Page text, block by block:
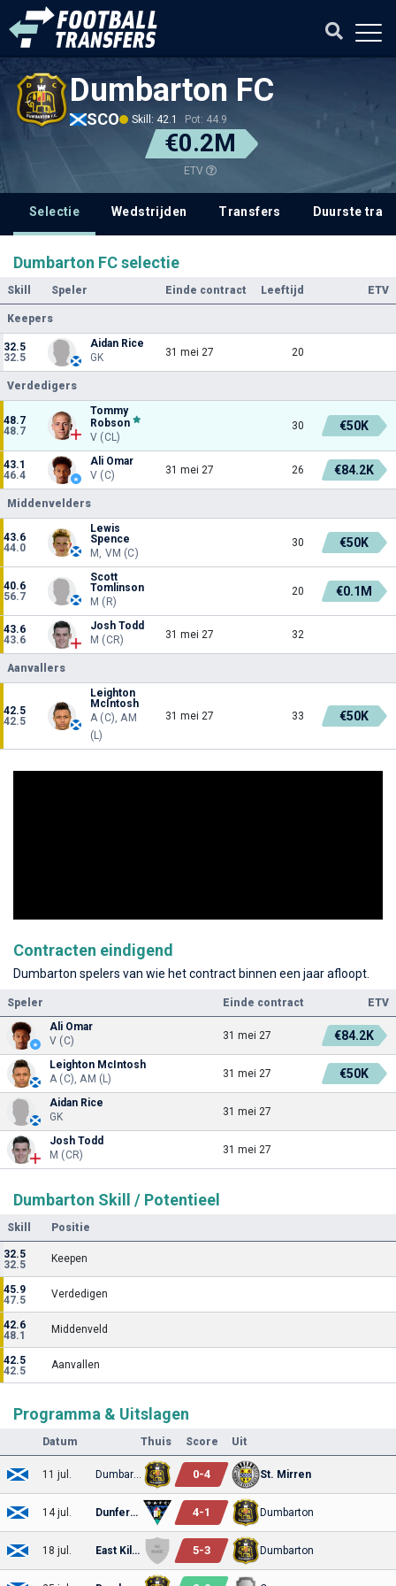
Dumbarton FC
SCO Skill: 42.1 Pot: 44.9
€0.2M
ETV
Selectie Wedstrijden Transfers Duurste
Dumbarton FC selectie
Skill Speler Einde contract Leeftijd ETV
Keepers
32.5
32.5
Aidan Rice
GK
31 mei 27 20
Verdedigers
48.7
48.7
Tommy
Robson
V (CL)
30 €50K
43.1
46.4
Ali Omar
V (C)
31 mei 27 26 €84.2K
Middenvelders
43.6
44.0
Lewis
Spence
M, VM (C)
30 €50K
40.6
56.7
Scott
Tomlinson
M (R)
20 €0.1M
43.6
43.6
Josh Todd
M (CR)
31 mei 27 32
Aanvallers
42.5
42.5
Leighton
McIntosh
A (C), AM
(L)
31 mei 27 33 €50K
Contracten eindigend
Dumbarton spelers van wie het contract binnen een jaar afloopt.
Speler Einde contract
ETV
Ali Omar
V (C)
31 mei 27 €84.2K
Leighton McIntosh
A (C), AM (L)
31 mei 27 €50K
Aidan Rice
GK
31 mei 27
Josh Todd
M (CR)
31 mei 27
Dumbarton Skill / Potentieel
Skill Positie
32.5
32.5
Keepen
45.9
47.5
Verdedigen
42.6
48.1
Middenveld
42.5
42.5
Aanvallen
Programma & Uitslagen
Datum Thuis Score Uit
11 jul. Dumbarton 0-4 St. Mirren
14 jul. Dunfermline 4-1 Dumbarton
18 jul. East Kilbride 5-3 Dumbarton